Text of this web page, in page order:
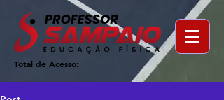
Total de Acesso: